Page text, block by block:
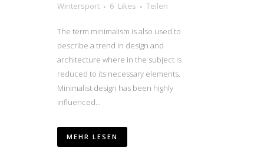
Wintersport
6 Likes Teilen
The term minimalism is also used to
describe a trend in design and
architecture where in the subject is
reduced to its necessary elements.
Minimalist design has been highly
influenced...
MEHR LESEN